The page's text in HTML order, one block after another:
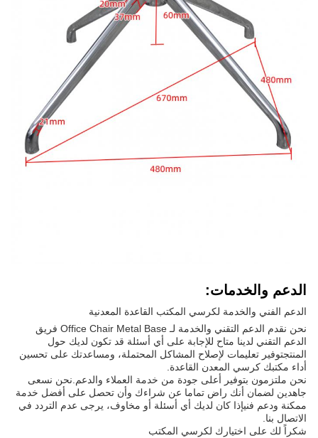
الدعم والخدمات:
الدعم الفني والخدمة لكرسي المكتب القاعدة المعدنية
نحن نقدم الدعم التقني والخدمة لـ Office Chair Metal Base فريق
الدعم التقني لدينا متاح للإجابة على أي أسئلة قد تكون لديك حول
المنتجتوفير تعليمات لإصلاح المشاكل المحتملة، ومساعدتك على تحسين
أداء مكتبك كرسي المعدن القاعدة.
نحن ملتزمون بتوفير أعلى جودة من خدمة العملاء والدعم.نحن نسعى
جاهدين لضمان أنك راض تماما عن شراءك وأن تحصل على أفضل خدمة
ممكنة ودعم فنيإذا كان لديك أي أسئلة أو مخاوف، يرجى عدم التردد في
الاتصال بنا.
شكراً لك على اختيارك لكرسي المكتب